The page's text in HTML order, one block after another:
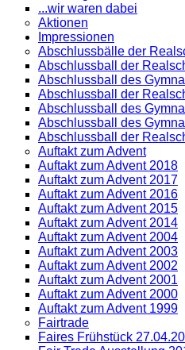
...wir waren dabei
Aktionen
Impressionen
Abschlussbälle der
Abschlussball der
Abschlussball des
Abschlussball der
Abschlussball des
Abschlussball des
Abschlussball der
Auftakt zum Advent
Auftakt zum Advent 2018
Auftakt zum Advent 2017
Auftakt zum Advent 2016
Auftakt zum Advent 2015
Auftakt zum Advent 2014
Auftakt zum Advent 2004
Auftakt zum Advent 2003
Auftakt zum Advent 2002
Auftakt zum Advent 2001
Auftakt zum Advent 2000
Auftakt zum Advent 1999
Fairtrade
Faires Frühstück